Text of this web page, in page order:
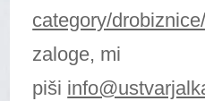
category/drobiznice/
zaloge, mi
piši